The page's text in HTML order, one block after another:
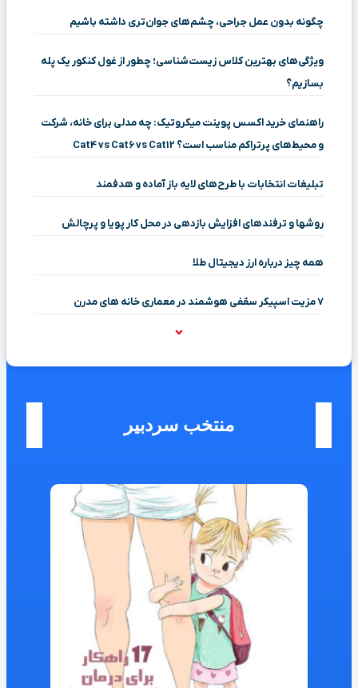
چگونه بدون عمل جراحی، چشم‌های جوان‌تری داشته باشیم
ویژگی‌های بهترین کلاس زیست‌شناسی؛ چطور از غول کنکور یک پله
بسازیم؟
راهنمای خرید اکسس پوینت میکروتیک: چه مدلی برای خانه، شرکت
و محیط‌های پرتراکم مناسب است؟ Cat4 vs Cat6 vs Cat12
تبلیغات انتخابات با طرح‌های لایه باز آماده و هدفمند
روشها و ترفندهای افزایش بازدهی در محل کار پویا و پرچالش
همه چیز درباره ارز دیجیتال طلا
۷ مزیت اسپیکر سقفی هوشمند در معماری خانه‌ های مدرن
منتخب سردبیر